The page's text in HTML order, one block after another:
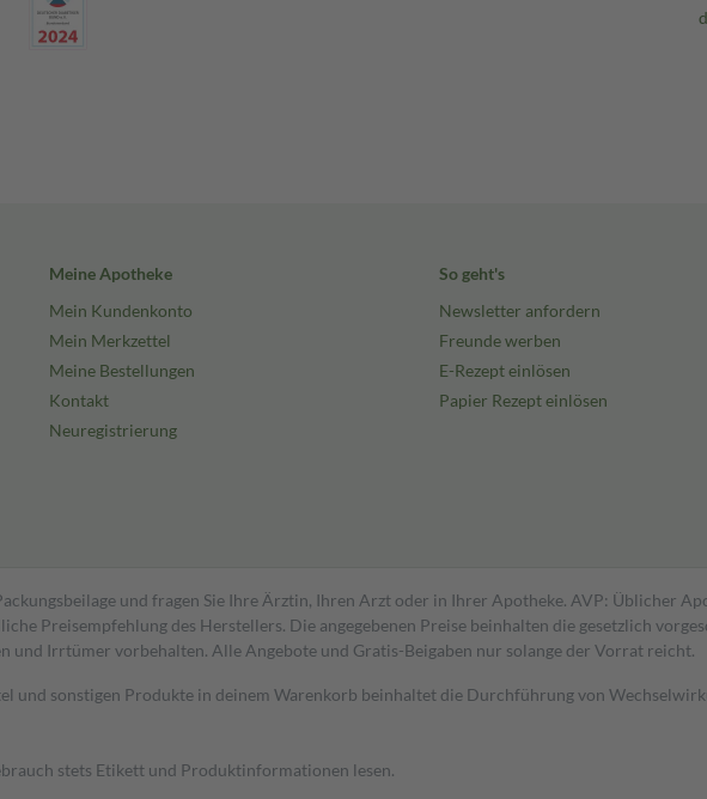
Meine Apotheke
Mein Kundenkonto
Mein Merkzettel
Meine Bestellungen
Kontakt
Neuregistrierung
So geht's
Newsletter anfordern
Freunde werben
E-Rezept einlösen
Papier Rezept einlösen
und fragen Sie Ihre Ärztin, Ihren Arzt oder in Ihrer Apotheke. AVP: Üblicher
Preisempfehlung des Herstellers. Die angegebenen Preise beinhalten die gesetzlich
und Irrtümer vorbehalten. Alle Angebote und Gratis-Beigaben nur solange der Vorrat reicht.
und sonstigen Produkte in deinem Warenkorb beinhaltet die Durchführung von
stets Etikett und Produktinformationen lesen.